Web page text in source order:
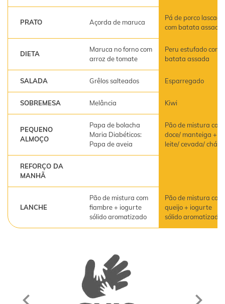
PRATO Açorda de maruca
Pá de porco lascada
com batata assada
DIETA
Maruca no forno com
arroz de tomate
Peru estufado com
batata assada
SALADA Grêlos salteados Esparregado
SOBREMESA Melância Kiwi
PEQUENO
ALMOÇO
Papa de bolacha
Maria Diabéticos:
Papa de aveia
Pão de mistura com
doce/ manteiga +
leite/ cevada/ chá
REFORÇO DA
MANHÃ
LANCHE
Pão de mistura com
fiambre + iogurte
sólido aromatizado
Pão de mistura com
queijo + iogurte
sólido aromatizado